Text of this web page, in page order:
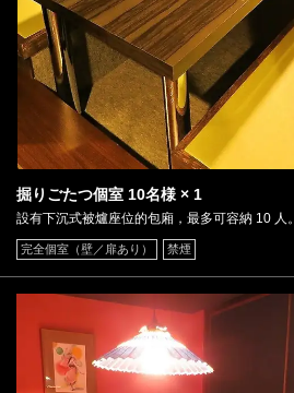
掘りごたつ個室 10名様 × 1
設有下沉式被爐座位的包廂，最多可容納 10 人。
完全個室（壁／扉あり） 禁煙
座位 | 味の城 個室居酒屋
徳島県徳島市両国本町２-26-2
https://ajinoshiro-tks.owst.jp/seats
お店情報をコピー
閉じる